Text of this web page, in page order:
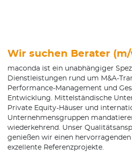
Wir suchen Berater
maconda ist ein unabhängiger
Dienstleistungen rund um M&A-
Performance-Management und
Entwicklung. Mittelständische
Private Equity-Häuser und
Unternehmensgruppen
wiederkehrend. Unser
genießen wir einen
exzellente Referenzprojekte.